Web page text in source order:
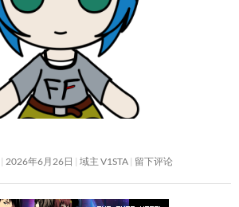
2026年6月26日 域主 V1STA 留下评论